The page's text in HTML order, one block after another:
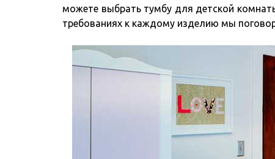
можете выбрать тумбу для детской
требованиях к каждому изделию мы